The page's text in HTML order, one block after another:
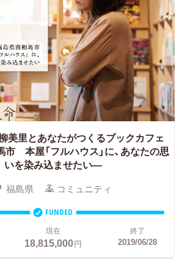
美里とあなたがつくるブックカフェ
本屋「フルハウス」に、あなたの思
いを染み込ませたい―
福島県 コミュニティ
FUNDED
現在
18,815,000円
終了
2019/06/28